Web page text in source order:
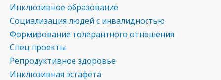
Инклюзивное образование
Социализация людей с инвалидностью
Формирование толерантного отношения
Спец проекты
Репродуктивное здоровье
Инклюзивная эстафета